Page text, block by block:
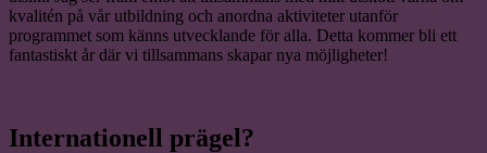
kvalitén på vår utbildning och anordna aktiviteter utanför
programmet som känns utvecklande för alla. Detta kommer bli ett
fantastiskt år där vi tillsammans skapar nya möjligheter!
Internationell prägel?